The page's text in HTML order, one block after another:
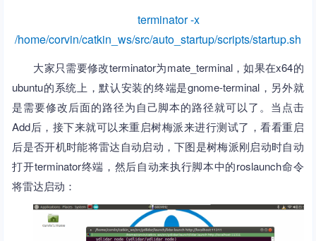
terminator -x
/home/corvin/catkin_ws/src/auto_startup/scripts/startup.sh
大家只需要修改terminator为mate_terminal，如果在x64的
ubuntu的系统上，默认安装的终端是gnome-terminal，另外就
是需要修改后面的路径为自己脚本的路径就可以了。当点击
Add后，接下来就可以来重启树梅派来进行测试了，看看重启
后是否开机时能将雷达自动启动，下图是树梅派刚启动时自动
打开terminator终端，然后自动来执行脚本中的roslaunch命令
将雷达启动：